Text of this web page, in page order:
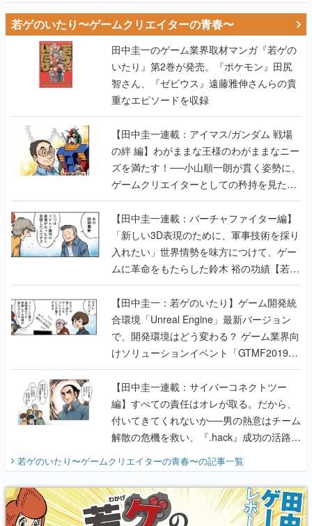
若ゲのいたり〜ゲームクリエイターの青春〜
田中圭一のゲーム業界取材マンガ『若ゲの
いたり』第2巻が発売。『ポケモン』田尻
智さん、『ゼビウス』遠藤雅伸さんらの貴
重なエピソードを収録
【田中圭一連載：アイマス/ガンダム 戦場
の絆 編】わがままな王様のわがままなニー
ズを満たす！──小山順一朗が貫く姿勢に、
ゲームクリエイターとしての矜持を見た
【若ゲのいたり最終回】
【田中圭一連載：バーチャファイター編】
「新しい3D表現のために、軍事技術を採り
入れたい」世界情勢を味方につけて、ゲー
ムに革命をもたらした鈴木 裕の功績【若ゲ
のいたり】
【田中圭一：若ゲのいたり】ゲーム開発統
合環境「Unreal Engine」最新バージョン
で、開発環境はどう変わる？ ゲーム業界向
けソリューションイベント「GTMF2019」
に行って、より理解を深めよう【PR】
【田中圭一連載：サイバーコネクトツー
編】すべての責任はオレが取る。だから、
付いてきてくれないか──男の熱意はチーム
解散の危機を救い、『.hack』成功の活路を
開く。業界の快男児・松山 洋に流れる血は
『少年ジャンプ』色だった【若ゲのいた
り】
若ゲのいたり〜ゲームクリエイターの青春〜の記事一覧